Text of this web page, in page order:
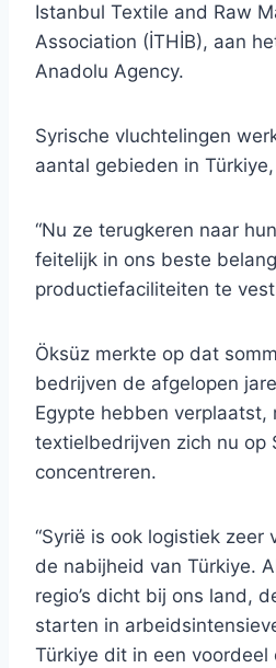
Istanbul Textile and Raw
Association (İTHİB), aan
Anadolu Agency.
Syrische vluchtelingen
aantal gebieden in
“Nu ze terugkeren naar
feitelijk in ons beste
productiefaciliteiten te
Öksüz merkte op dat
bedrijven de afgelopen
Egypte hebben verplaatst,
textielbedrijven zich nu op
concentreren.
“Syrië is ook logistiek zeer
de nabijheid van Türkiye.
regio’s dicht bij ons land,
starten in
Türkiye dit in een voordeel